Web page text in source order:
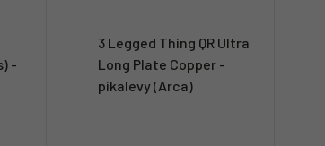
-
3 Legged Thing QR Ultra
Long Plate Copper -
pikalevy (Arca)